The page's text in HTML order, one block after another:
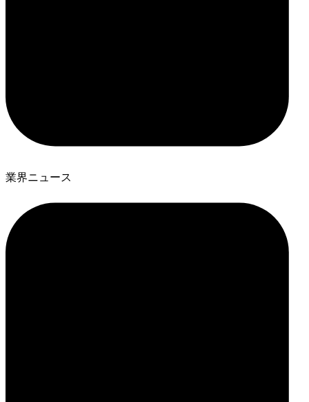
業界ニュース